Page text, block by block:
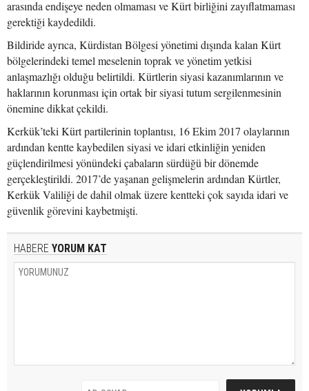
arasında endişeye neden olmaması ve Kürt birliğini zayıflatmaması
gerektiği kaydedildi.
Bildiride ayrıca, Kürdistan Bölgesi yönetimi dışında kalan Kürt
bölgelerindeki temel meselenin toprak ve yönetim yetkisi
anlaşmazlığı olduğu belirtildi. Kürtlerin siyasi kazanımlarının ve
haklarının korunması için ortak bir siyasi tutum sergilenmesinin
önemine dikkat çekildi.
Kerkük’teki Kürt partilerinin toplantısı, 16 Ekim 2017 olaylarının
ardından kentte kaybedilen siyasi ve idari etkinliğin yeniden
güçlendirilmesi yönündeki çabaların sürdüğü bir dönemde
gerçekleştirildi. 2017’de yaşanan gelişmelerin ardından Kürtler,
Kerkük Valiliği de dahil olmak üzere kentteki çok sayıda idari ve
güvenlik görevini kaybetmişti.
HABERE YORUM KAT